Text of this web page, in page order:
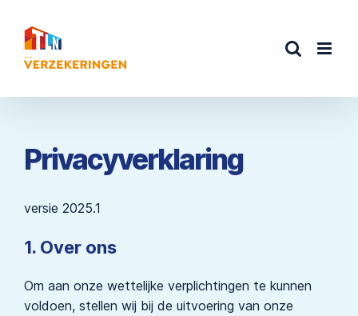
naar
inhoud
Privacyverklaring
versie 2025.1
1. Over ons
Om aan onze wettelijke verplichtingen te kunnen
voldoen, stellen wij bij de uitvoering van onze